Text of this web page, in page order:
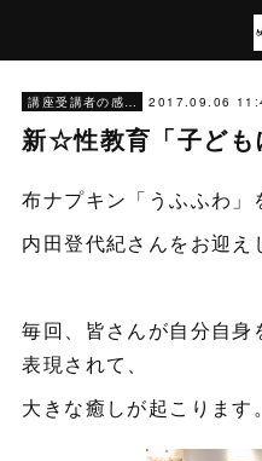
講座受講者の感想 2017.09.06
新☆性教育「子ども
布ナプキン「うふふわ」
内田登代紀さんをお迎え
毎回、皆さんが自分自身
表現されて、
大きな癒しが起こります。